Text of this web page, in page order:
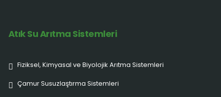
Atık Su Arıtma Sistemleri
Fiziksel, Kimyasal ve Biyolojik Arıtma Sistemleri
Çamur Susuzlaştırma Sistemleri